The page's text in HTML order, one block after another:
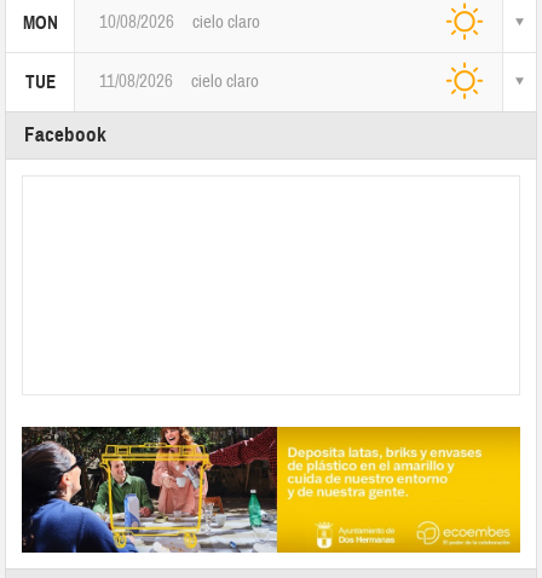
MON 10/08/2026 cielo claro
TUE 11/08/2026 cielo claro
Facebook